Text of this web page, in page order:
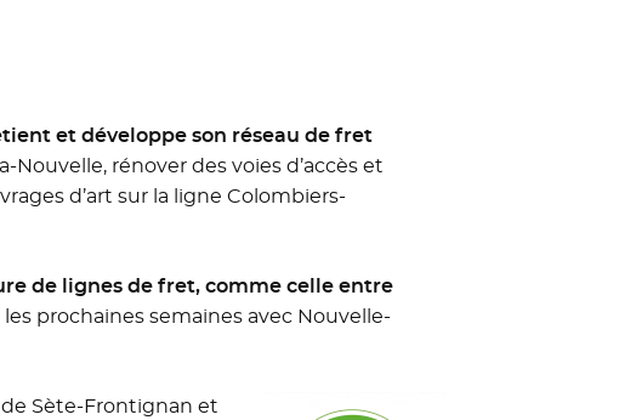
et développe son réseau de fret
rénover des voies d’accès et
d’art sur la ligne Colombiers-
de lignes de fret, comme celle entre
prochaines semaines avec Nouvelle-
Sète-Frontignan et